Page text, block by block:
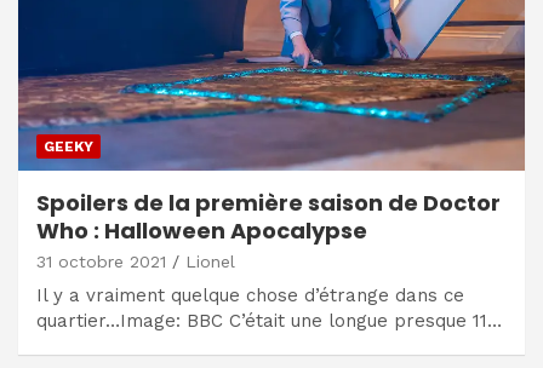
GEEKY
Spoilers de la première saison de Doctor
Who : Halloween Apocalypse
31 octobre 2021 Lionel
Il y a vraiment quelque chose d’étrange dans ce
quartier…Image: BBC C’était une longue presque 11…